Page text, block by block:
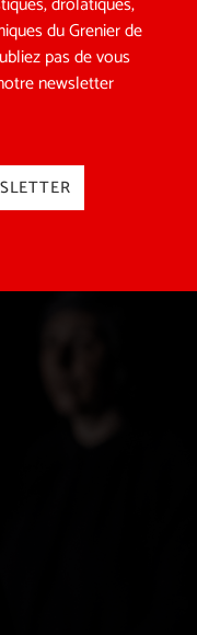
du Grenier de
pas de vous
newsletter